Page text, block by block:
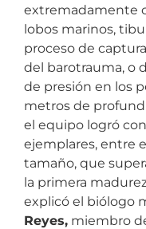
extremadamente
lobos marinos,
proceso de
del barotrauma, o
de presión en los
metros de
el equipo logró
ejemplares, entre
tamaño, que
la primera
explicó el biólogo
Reyes, miembro